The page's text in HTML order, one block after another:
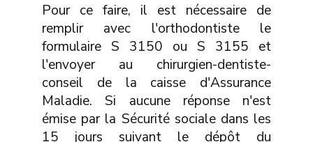
Pour ce faire, il est nécessaire de
remplir avec l'orthodontiste le
formulaire S 3150 ou S 3155 et
l'envoyer au chirurgien-dentiste-
conseil de la caisse d'Assurance
Maladie. Si aucune réponse n'est
émise par la Sécurité sociale dans les
15 jours suivant le dépôt du